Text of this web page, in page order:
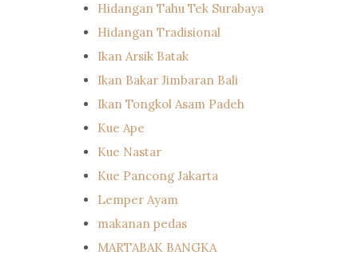
Hidangan Tahu Tek Surabaya
Hidangan Tradisional
Ikan Arsik Batak
Ikan Bakar Jimbaran Bali
Ikan Tongkol Asam Padeh
Kue Ape
Kue Nastar
Kue Pancong Jakarta
Lemper Ayam
makanan pedas
MARTABAK BANGKA